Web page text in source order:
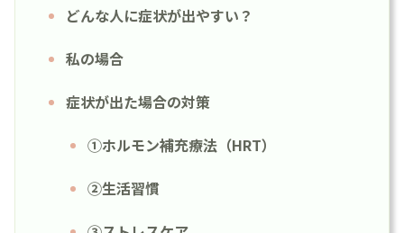
どんな人に症状が出やすい？
私の場合
症状が出た場合の対策
①ホルモン補充療法（HRT）
②生活習慣